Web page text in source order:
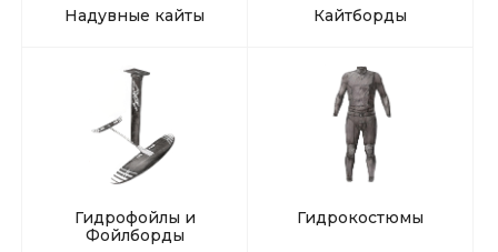
Надувные кайты Кайтборды
Гидрофойлы и
Фойлборды
Гидрокостюмы